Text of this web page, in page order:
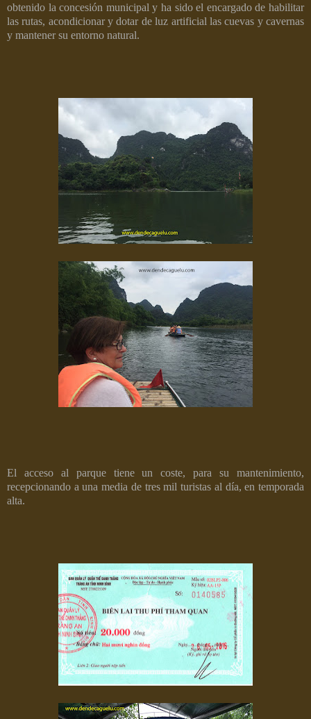
obtenido la concesión municipal y ha sido el encargado de habilitar
las rutas, acondicionar y dotar de luz artificial las cuevas y cavernas
y mantener su entorno natural.
El acceso al parque tiene un coste, para su mantenimiento,
recepcionando a una media de tres mil turistas al día, en temporada
alta.